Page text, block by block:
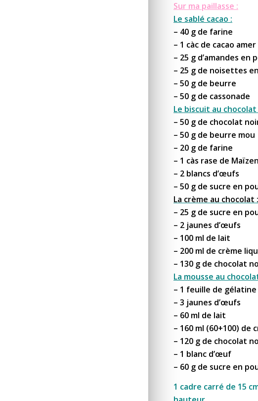
Sur ma paillasse :
Le sablé cacao :
– 40 g de farine
– 1 càc de cacao
– 25 g d’amandes en
– 25 g de noisettes
– 50 g de beurre
– 50 g de cassonade
Le biscuit au chocolat
– 50 g de chocolat
– 50 g de beurre mou
– 20 g de farine
– 1 càs rase de
– 2 blancs d’œufs
– 50 g de sucre en
La crème au chocolat :
– 25 g de sucre en
– 2 jaunes d’œufs
– 100 ml de lait
– 200 ml de crème
– 130 g de chocolat
La mousse au
– 1 feuille de gélatine
– 3 jaunes d’œufs
– 60 ml de lait
– 160 ml (60+100) de
– 120 g de chocolat
– 1 blanc d’œuf
– 60 g de sucre en
1 cadre carré de 15